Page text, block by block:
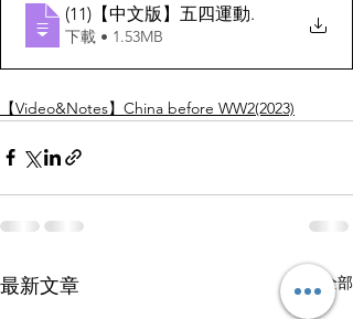
(11)【中文版】五四運動.
下載 • 1.53MB
【Video&Notes】China before WW2(2023)
最新文章 查看全部